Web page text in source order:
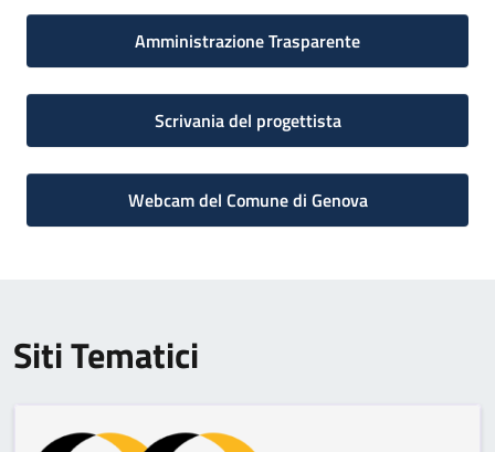
Amministrazione Trasparente
Scrivania del progettista
Webcam del Comune di Genova
Siti Tematici